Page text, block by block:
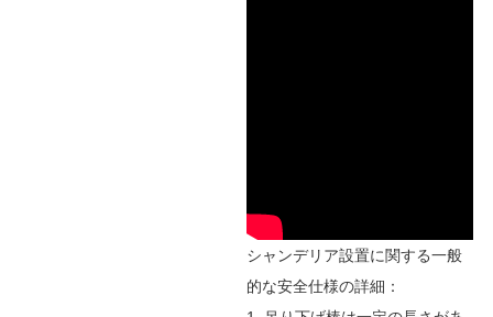
シャンデリア設置に関する一般
的な安全仕様の詳細：